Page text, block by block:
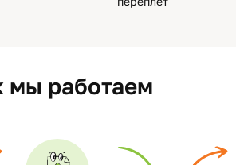
мы работаем